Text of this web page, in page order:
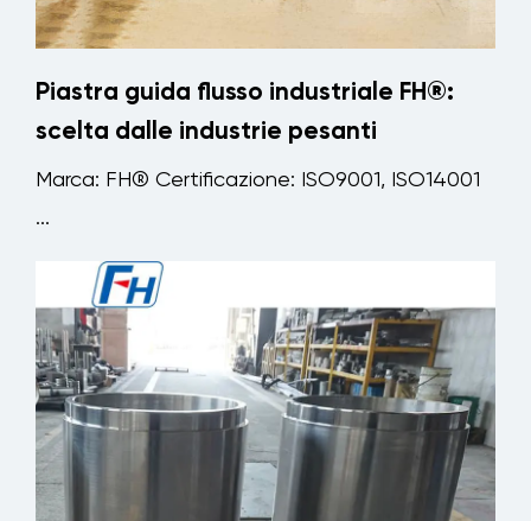
Piastra guida flusso industriale FH®:
scelta dalle industrie pesanti
Marca: FH® Certificazione: ISO9001, ISO14001
...